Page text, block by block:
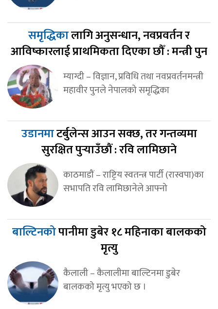
समृद्धिकालागि अनुसन्धान, नवप्रवर्तन र
आविष्कारलाई प्राथमिकता दिएका छौँ : मन्त्री पुन
म्याग्दी – विज्ञान, प्रविधि तथा नवप्रवर्तनमन्त्री
महावीर पुनले नेपालको समृद्धिका
उडानमाटर्बुलेन्स आउन सक्छ, तर गन्तव्यमा
सुरक्षित पुर्‍याउँछौं : रवि लामिछाने
काठमाडौं – राष्ट्रिय स्वतन्त्र पार्टी (रास्वपा)का
सभापति रवि लामिछानेले आफ्नो
बाल्टिनकोपानीमा डुबेर १८ महिनाका बालकको
मृत्यु
कैलाली – कैलालीमा बाल्टिनमा डुबेर
बालकको मृत्यु भएको छ ।